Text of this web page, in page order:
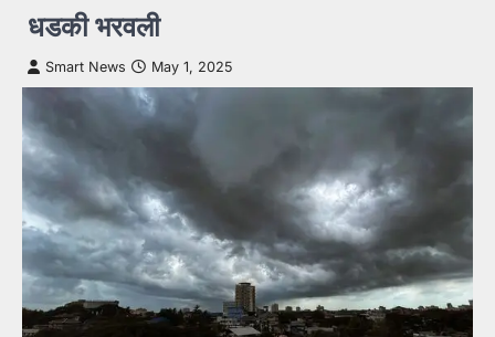
धडकी भरवली
Smart News May 1, 2025